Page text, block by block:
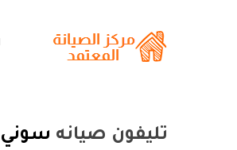
تليفون صيانه سوني